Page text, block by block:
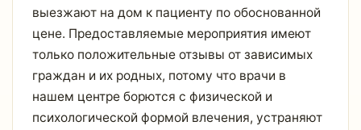
выезжают на дом к пациенту по обоснованной
цене. Предоставляемые мероприятия имеют
только положительные отзывы от зависимых
граждан и их родных, потому что врачи в
нашем центре борются с физической и
психологической формой влечения, устраняют